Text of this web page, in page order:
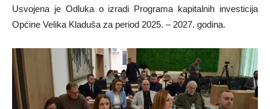
Usvojena je Odluka o izradi Programa kapitalnih investicija
Općine Velika Kladuša za period 2025. – 2027. godina.